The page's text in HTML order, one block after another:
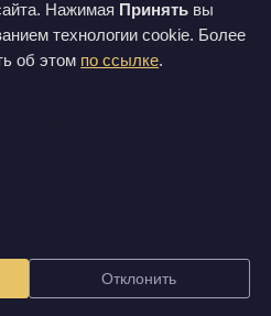
Нажимая Принять вы
технологии cookie. Более
об этом по ссылке.
Отклонить
Цены